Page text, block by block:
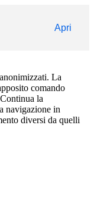
Apri
La
comando
la
navigazione in
diversi da quelli